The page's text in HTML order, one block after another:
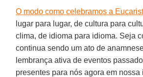
O modo como celebramos a
lugar para lugar, de cultura para
clima, de idioma para idioma. Seja
continua sendo um ato de
lembrança ativa de eventos
presentes para nós agora em nossa